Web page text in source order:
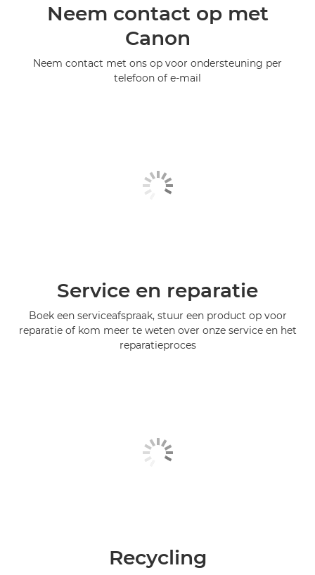
Neem contact op met
Canon
Neem contact met ons op voor ondersteuning per
telefoon of e-mail
Service en reparatie
Boek een serviceafspraak, stuur een product op voor
reparatie of kom meer te weten over onze service en het
reparatieproces
Recycling